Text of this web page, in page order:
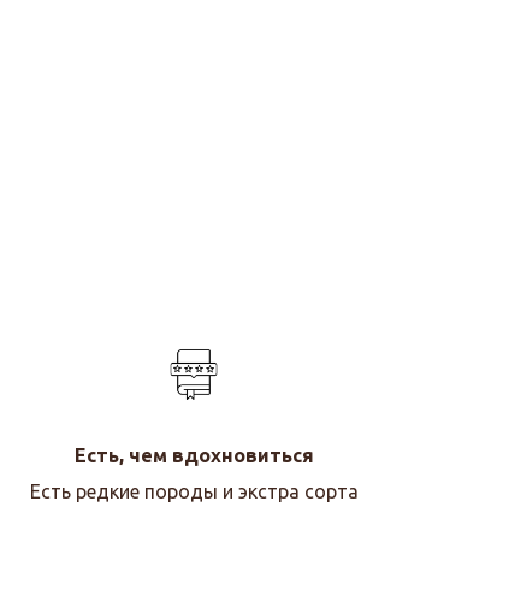
Есть, чем вдохновиться
Есть редкие породы и экстра сорта